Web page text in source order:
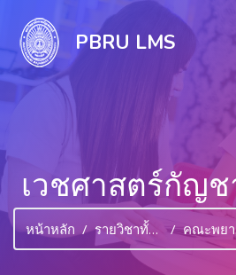
PBRU LMS
หน้าหลัก รายวิชาทั้งหมด คณะพยาบาลศาสตร์และวิทยาการสุขภาพ